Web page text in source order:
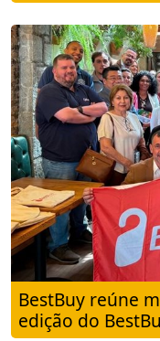
BestBuy reúne
edição do